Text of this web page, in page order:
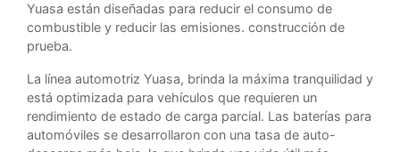
Yuasa están diseñadas para reducir el consumo de
combustible y reducir las emisiones. construcción de
prueba.
La línea automotriz Yuasa, brinda la máxima tranquilidad y
está optimizada para vehículos que requieren un
rendimiento de estado de carga parcial. Las baterías para
automóviles se desarrollaron con una tasa de auto-